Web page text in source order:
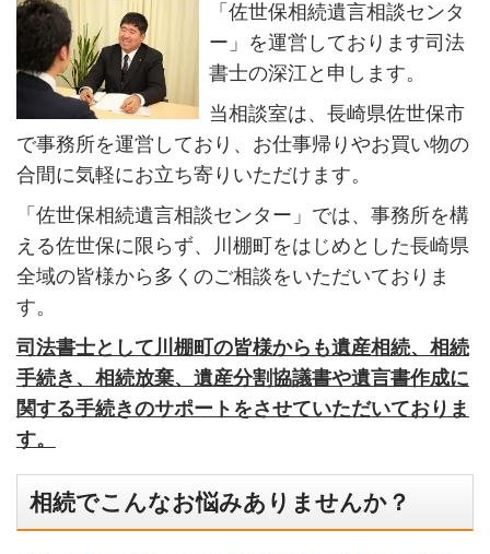
「佐世保相続遺言相談センタ
ー」を運営しております司法
書士の深江と申します。
当相談室は、長崎県佐世保市
で事務所を運営しており、お仕事帰りやお買い物の
合間に気軽にお立ち寄りいただけます。
「佐世保相続遺言相談センター」では、事務所を構
える佐世保に限らず、川棚町をはじめとした長崎県
全域の皆様から多くのご相談をいただいておりま
す。
司法書士として川棚町の皆様からも遺産相続、相続
手続き、相続放棄、遺産分割協議書や遺言書作成に
関する手続きのサポートをさせていただいておりま
す。
相続でこんなお悩みありませんか？